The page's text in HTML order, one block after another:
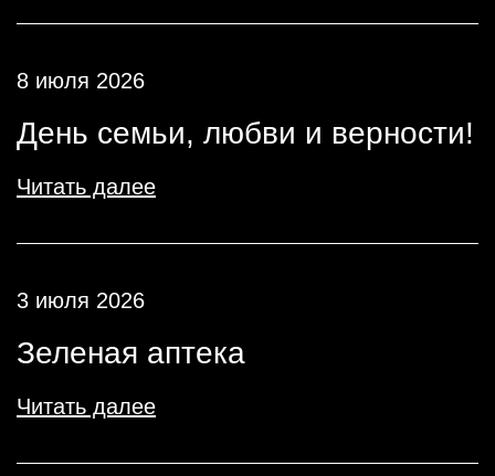
8 июля 2026
День семьи, любви и верности!
Читать далее
3 июля 2026
Зеленая аптека
Читать далее